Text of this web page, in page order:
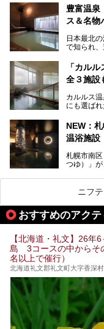
───
提供元：
この記事
に特効が
目的で多
地体験し
ート。温
豊富温泉
ス＆名物
日本最北
で知られ、
「川島旅
館。とりわ
の温泉や
全貌を徹
「カル
全３施設
カルルス
にも選ばれ
豊かな登
残る閑静
地体験し
をはじめ、
NEW：
温浴施設
札幌市南
つゆ）」
この施設
LOUNGE
スクラメ
空間。
今回は、
ニフ
おすすめのアク
【北海道・礼文】26年
島 3コースの中からそ
名以上で催行）
北海道礼文郡礼文町大字香深